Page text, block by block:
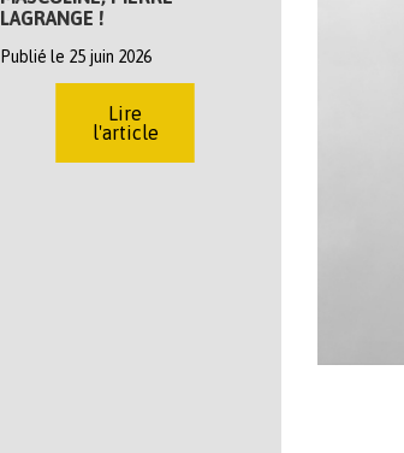
LAGRANGE !
Publié le 25 juin 2026
Lire
l'article